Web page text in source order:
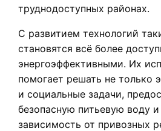
труднодоступных районах.
С развитием технологий
становятся всё более
энергоэффективными. Их
помогает решать не только
и социальные задачи,
безопасную питьевую воду
зависимость от привозных